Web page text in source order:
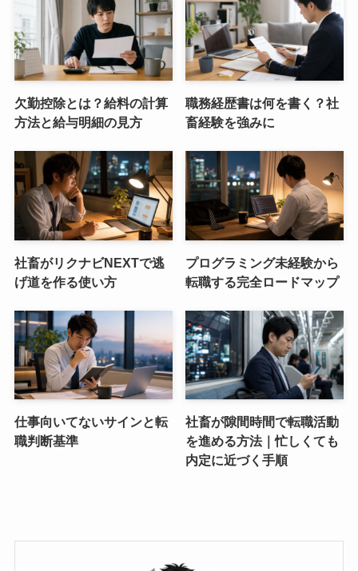
欠勤控除とは？給料の計算
方法と給与明細の見方
職務経歴書は何を書く？社
畜経験を強みに
社畜がリクナビNEXTで逃
げ道を作る使い方
プログラミング未経験から
転職する完全ロードマップ
仕事向いてないサインと転
職判断基準
社畜が隙間時間で転職活動
を進める方法｜忙しくても
内定に近づく手順